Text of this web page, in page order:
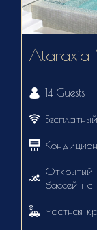
Ataraxia
14 Guests
Открытый
бассейн с
Частная